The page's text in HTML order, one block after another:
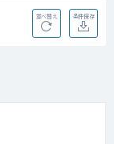
並べ替え 条件保存